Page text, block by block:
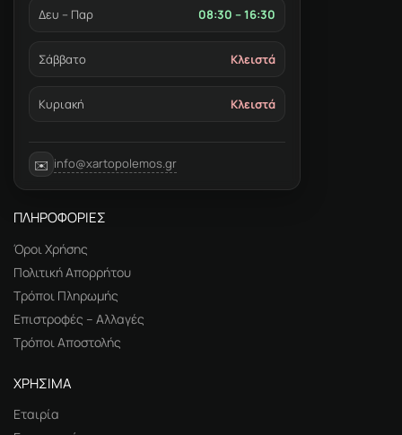
Δευ – Παρ 08:30 – 16:30
Σάββατο Κλειστά
Κυριακή Κλειστά
✉️ info@xartopolemos.gr
ΠΛΗΡΟΦΟΡΙΕΣ
Όροι Χρήσης
Πολιτική Απορρήτου
Τρόποι Πληρωμής
Επιστροφές – Αλλαγές
Τρόποι Αποστολής
ΧΡΗΣΙΜΑ
Εταιρία